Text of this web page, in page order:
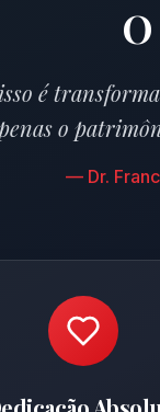
é
o
— Dr.